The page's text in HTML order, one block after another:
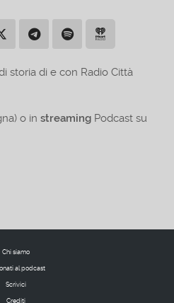
storia di e con Radio Città
o instreaming Podcast su
Chi siamo
al podcast
Scrivici
Crediti